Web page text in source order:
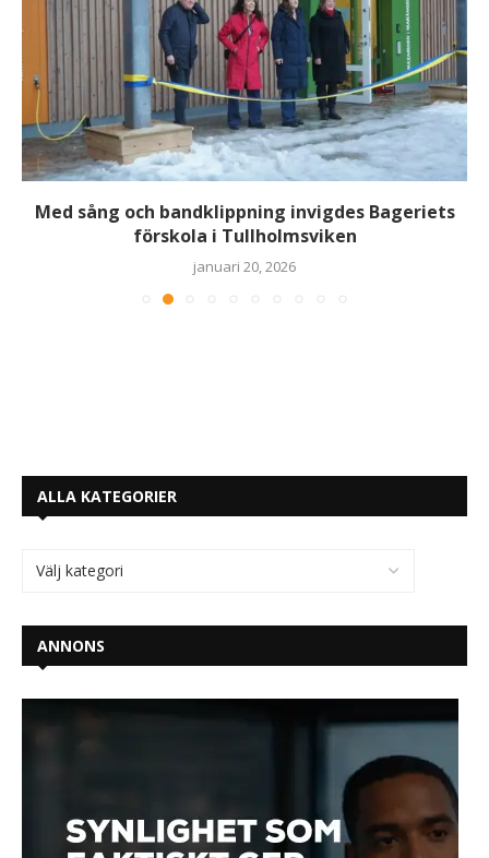
Med sång och bandklippning invigdes Bageriets
förskola i Tullholmsviken
januari 20, 2026
ALLA KATEGORIER
ANNONS